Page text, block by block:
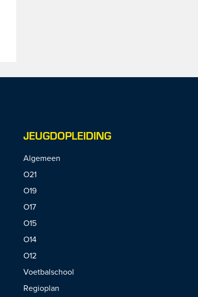
JEUGDOPLEIDING
Algemeen
O21
O19
O17
O15
O14
O12
Voetbalschool
Regioplan